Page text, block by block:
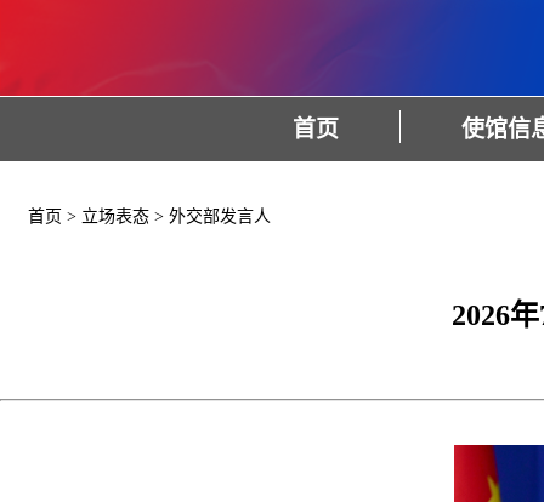
首页 使馆信
首页 > 立场表态 > 外交部发言人
2026